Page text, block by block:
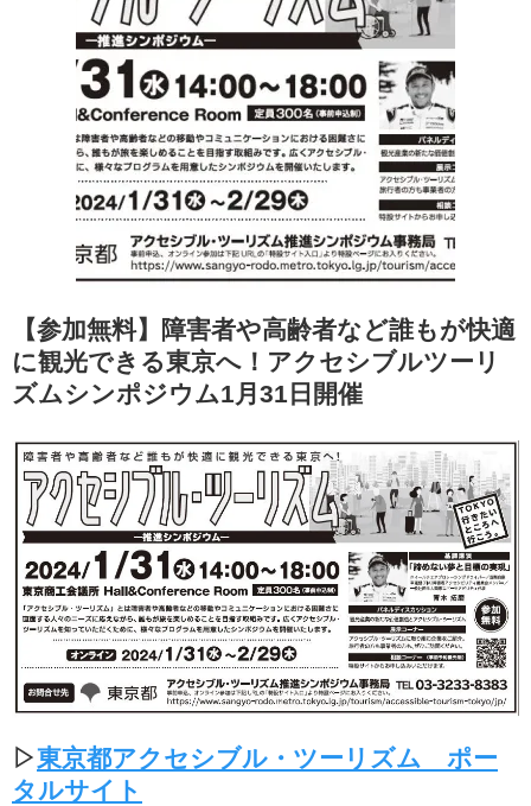
【参加無料】障害者や高齢者など誰もが快適
に観光できる東京へ！アクセシブルツーリ
ズムシンポジウム1月31日開催
▷東京都アクセシブル・ツーリズム ポー
タルサイト